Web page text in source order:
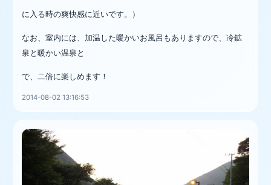
に入る時の爽快感に近いです。）
なお、室内には、加温した暖かいお風呂もありますので、冷鉱
泉と暖かい温泉と
で、二倍に楽しめます！
2014-08-02 13:16:53